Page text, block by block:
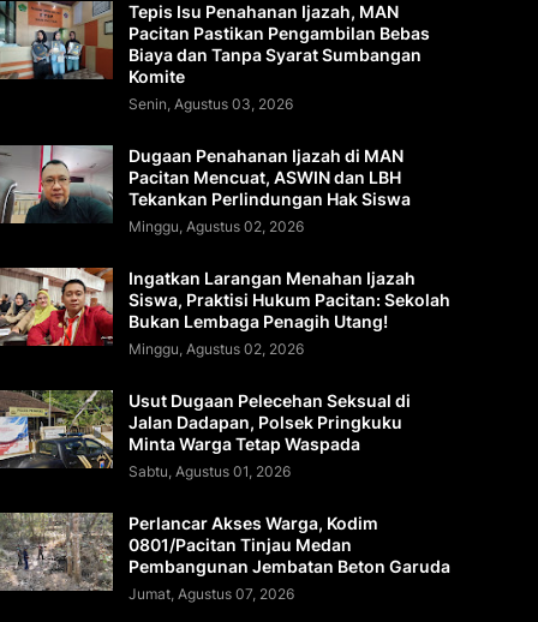
Tepis Isu Penahanan Ijazah, MAN
Pacitan Pastikan Pengambilan Bebas
Biaya dan Tanpa Syarat Sumbangan
Komite
Senin, Agustus 03, 2026
Dugaan Penahanan Ijazah di MAN
Pacitan Mencuat, ASWIN dan LBH
Tekankan Perlindungan Hak Siswa
Minggu, Agustus 02, 2026
Ingatkan Larangan Menahan Ijazah
Siswa, Praktisi Hukum Pacitan: Sekolah
Bukan Lembaga Penagih Utang!
Minggu, Agustus 02, 2026
Usut Dugaan Pelecehan Seksual di
Jalan Dadapan, Polsek Pringkuku
Minta Warga Tetap Waspada
Sabtu, Agustus 01, 2026
Perlancar Akses Warga, Kodim
0801/Pacitan Tinjau Medan
Pembangunan Jembatan Beton Garuda
Jumat, Agustus 07, 2026